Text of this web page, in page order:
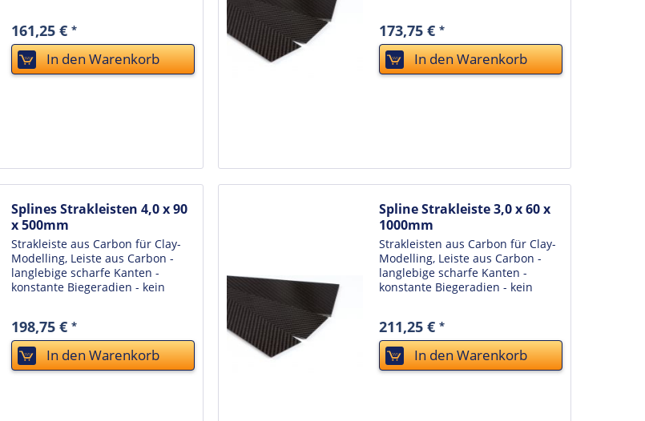
verändernder Luftfeuchtigkeit -
unkaputtbar - einfache Reinigung
durch...
161,25 €*
In denWarenkorb
verändernder Luftfeuchtigkeit -
unkaputtbar - einfache Reinigung
durch...
173,75 €*
In denWarenkorb
Splines Strakleisten 4,0 x 90
x 500mm
Strakleiste aus Carbon für Clay-
Modelling, Leiste aus Carbon -
langlebige scharfe Kanten -
konstante Biegeradien - kein
verändernder Luftfeuchtigkeit -
unkaputtbar - einfache Reinigung
durch...
198,75 €*
In denWarenkorb
Spline Strakleiste 3,0 x 60 x
1000mm
Strakleisten aus Carbon für Clay-
Modelling, Leiste aus Carbon -
langlebige scharfe Kanten -
konstante Biegeradien - kein
verändernder Luftfeuchtigkeit -
unkaputtbar - einfache Reinigung
durch...
211,25 €*
In denWarenkorb